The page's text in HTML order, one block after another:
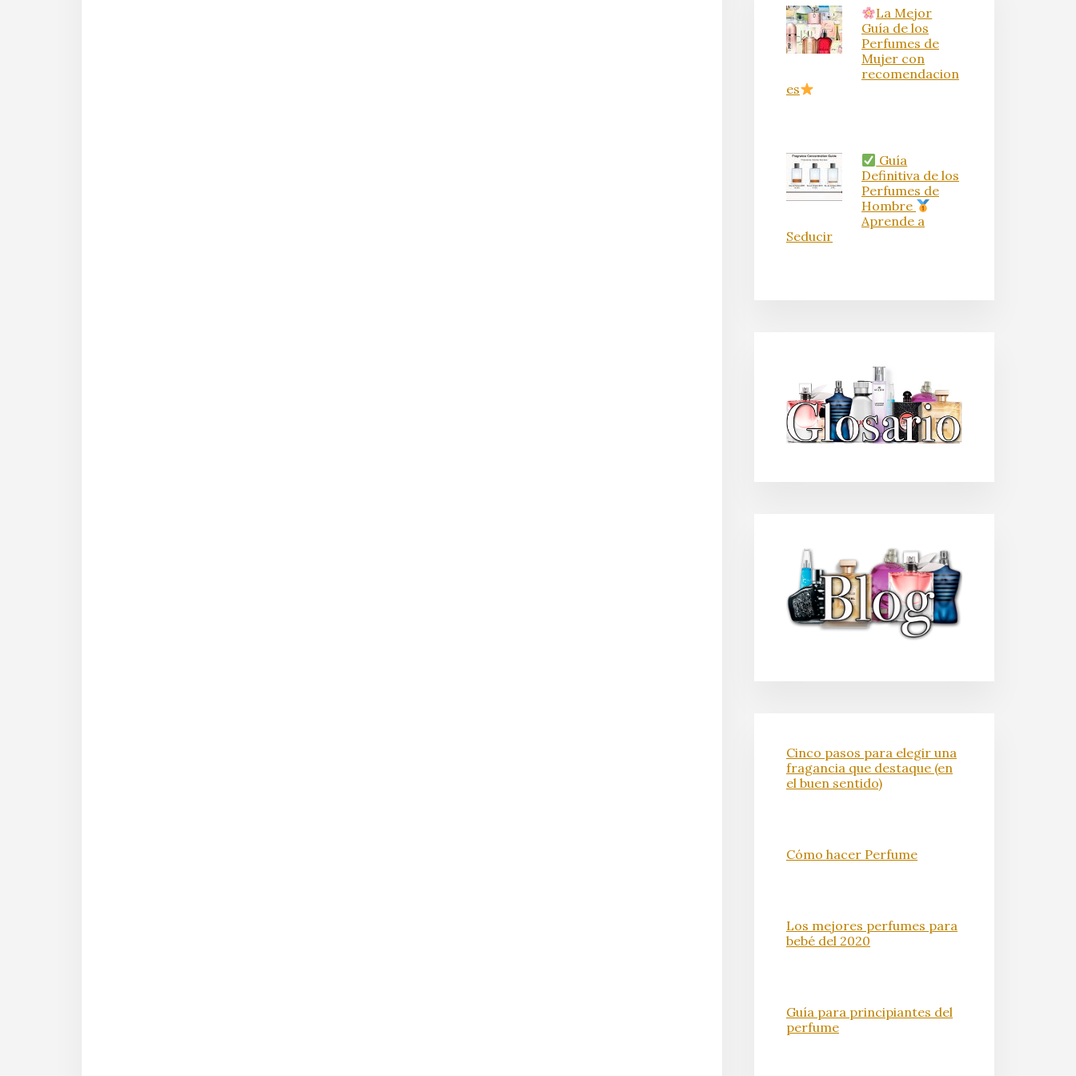
La Mejor
Guía de los
Perfumes de
Mujer con
recomendacion
es
Guía
Definitiva de los
Perfumes de
Hombre
Aprende a
Seducir
Cinco pasos para elegir una
fragancia que destaque (en
el buen sentido)
Cómo hacer Perfume
Los mejores perfumes para
bebé del 2020
Guía para principiantes del
perfume